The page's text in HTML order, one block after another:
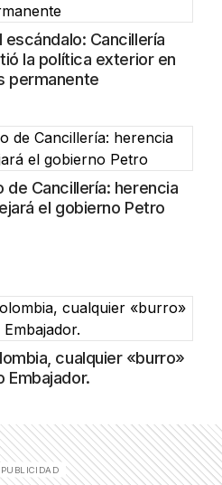
escándalo: Cancillería
la política exterior en
permanente
de Cancillería: herencia
el gobierno Petro
cualquier «burro»
Embajador.